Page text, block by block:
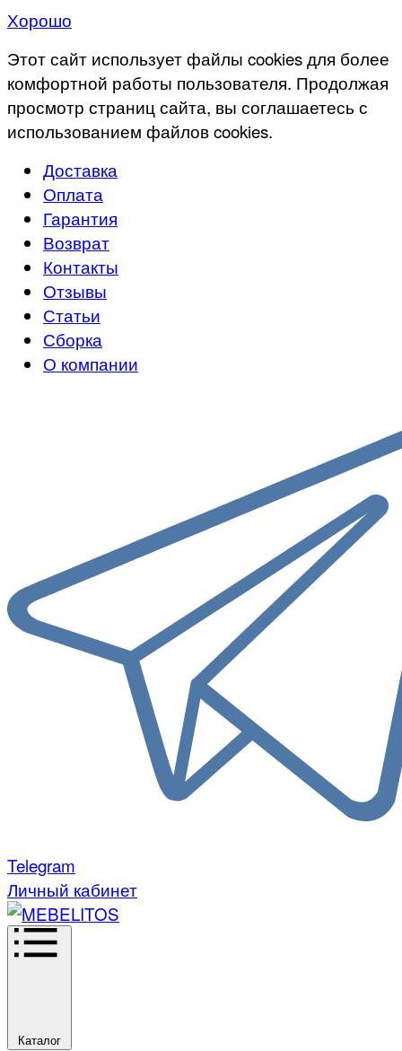
Хорошо
Этот сайт использует файлы cookies для более
комфортной работы пользователя. Продолжая
просмотр страниц сайта, вы соглашаетесь с
использованием файлов cookies.
Доставка
Оплата
Гарантия
Возврат
Контакты
Отзывы
Статьи
Сборка
О компании
Telegram
Личный кабинет
Каталог